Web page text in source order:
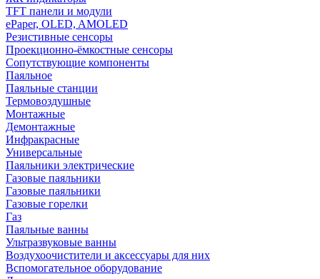
TFT панели и модули
ePaper, OLED, AMOLED
Резистивные сенсоры
Проекционно-ёмкостные сенсоры
Сопутствующие компоненты
Паяльное
Паяльные станции
Термовоздушные
Монтажные
Демонтажные
Инфракрасные
Универсальные
Паяльники электрические
Газовые паяльники
Газовые паяльники
Газовые горелки
Газ
Паяльные ванны
Ультразвуковые ванны
Воздухоочистители и аксессуары для них
Вспомогательное оборудование